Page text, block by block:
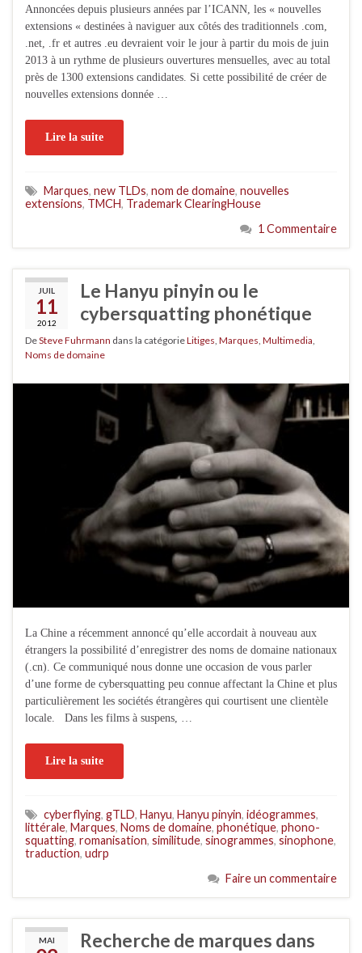
Annoncées depuis plusieurs années par l’ICANN, les « nouvelles
extensions « destinées à naviguer aux côtés des traditionnels .com,
.net, .fr et autres .eu devraient voir le jour à partir du mois de juin
2013 à un rythme de plusieurs ouvertures mensuelles, avec au total
près de 1300 extensions candidates. Si cette possibilité de créer de
nouvelles extensions donnée …
Lire la suite
Marques, new TLDs, nom de domaine, nouvelles
extensions, TMCH, Trademark ClearingHouse
1 Commentaire
JUIL
11
2012
Le Hanyu pinyin ou le
cybersquatting phonétique
DeSteve Fuhrmann dans la catégorieLitiges Marques Multimedia
Noms de domaine
La Chine a récemment annoncé qu’elle accordait à nouveau aux
étrangers la possibilité d’enregistrer des noms de domaine nationaux
(.cn). Ce communiqué nous donne une occasion de vous parler
d’une forme de cybersquatting peu connue affectant la Chine et plus
particulièrement les sociétés étrangères qui courtisent une clientèle
locale. Dans les films à suspens, …
Lire la suite
cyberflying, gTLD, Hanyu, Hanyu pinyin, idéogrammes,
littérale, Marques, Noms de domaine, phonétique, phono-
squatting, romanisation, similitude, sinogrammes, sinophone,
traduction, udrp
Faire un commentaire
MAI
Recherche de marques dans